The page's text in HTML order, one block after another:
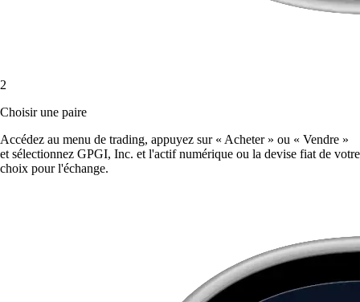
2
Choisir une paire
Accédez au menu de trading, appuyez sur « Acheter » ou « Vendre »
et sélectionnez GPGI, Inc. et l'actif numérique ou la devise fiat de votre
choix pour l'échange.